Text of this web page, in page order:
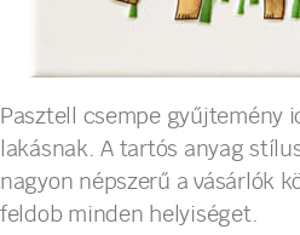
Pasztell csempe gyűjtemény
lakásnak. A tartós anyag
nagyon népszerű a vásárlók
feldob minden helyiséget.